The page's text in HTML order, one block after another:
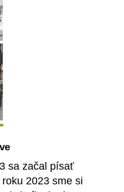
sa začal písať
2023 sme si